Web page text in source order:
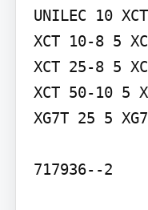
UNILEC 10
XCT 10-8 5
XCT 25-8 5
XCT 50-10 5
XG7T 25 5
717936--2